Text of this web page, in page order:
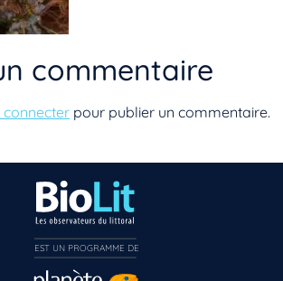
commentaire
connecter pour publier un commentaire.
pas encore inscrit à Biolit ?
vous dès maintenant